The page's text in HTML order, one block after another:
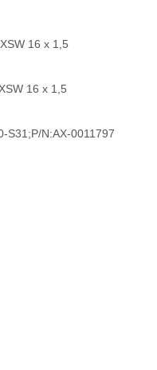
16 x 1,5
16 x 1,5
S31;P/N:AX-0011797